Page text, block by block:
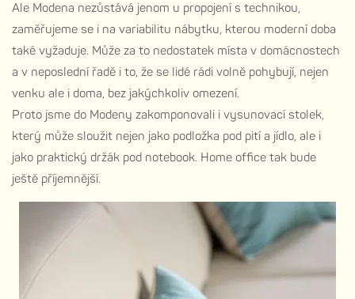
Ale Modena nezůstává jenom u propojení s technikou,
zaměřujeme se i na variabilitu nábytku, kterou moderní doba
také vyžaduje. Může za to nedostatek místa v domácnostech
a v neposlední řadě i to, že se lidé rádi volně pohybují, nejen
venku ale i doma, bez jakýchkoliv omezení.
Proto jsme do Modeny zakomponovali i vysunovací stolek,
který může sloužit nejen jako podložka pod pití a jídlo, ale i
jako praktický držák pod notebook. Home office tak bude
ještě příjemnější.